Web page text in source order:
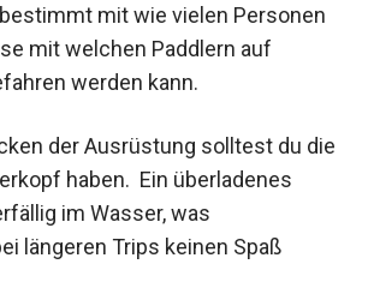
mit wie vielen Personen
mit welchen Paddlern auf
werden kann.
der Ausrüstung solltest du die
haben. Ein überladenes
im Wasser, was
längeren Trips keinen Spaß